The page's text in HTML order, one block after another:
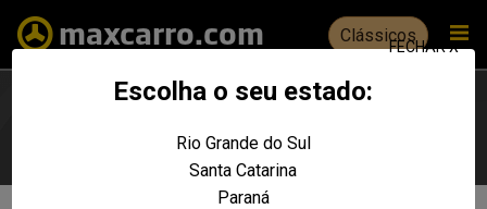
Escolha o seu estado:
FECHAR X
Rio Grande do Sul
Santa Catarina
Paraná
Clássicos